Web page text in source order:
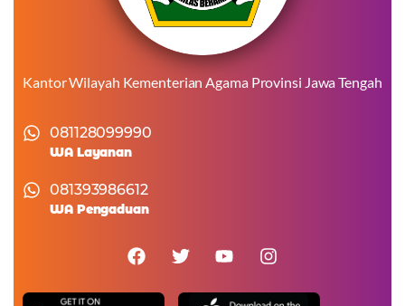
Kantor Wilayah Kementerian Agama Provinsi Jawa Tengah
081128099990
WA Layanan
081393986612
WA Pengaduan